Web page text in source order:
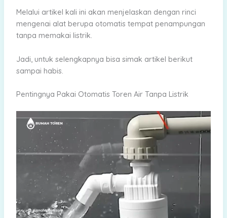
Melalui artikel kali ini akan menjelaskan dengan rinci
mengenai alat berupa otomatis tempat penampungan
tanpa memakai listrik.
Jadi, untuk selengkapnya bisa simak artikel berikut
sampai habis.
Pentingnya Pakai Otomatis Toren Air Tanpa Listrik